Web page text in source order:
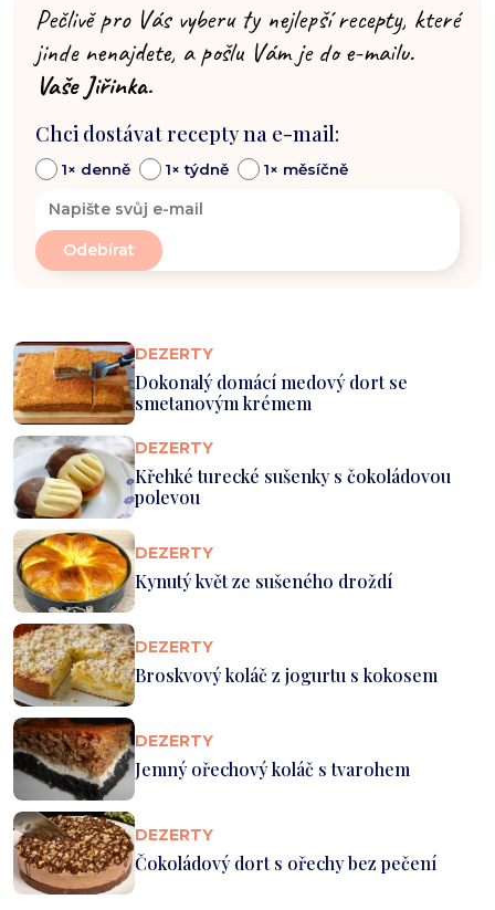
Pečlivě pro Vás vyberu ty nejlepší recepty, které
jinde nenajdete, a pošlu Vám je do e-mailu.
Vaše Jiřinka.
Chci dostávat recepty na e-mail:
1× denně 1× týdně 1× měsíčně
DEZERTY
Dokonalý domácí medový dort se
smetanovým krémem
DEZERTY
Křehké turecké sušenky s čokoládovou
polevou
DEZERTY
Kynutý květ ze sušeného droždí
DEZERTY
Broskvový koláč z jogurtu s kokosem
DEZERTY
Jemný ořechový koláč s tvarohem
DEZERTY
Čokoládový dort s ořechy bez pečení